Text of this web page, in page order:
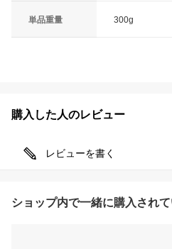
単品重量 300g
購入した人のレビュー
レビューを書く
ショップ内で一緒に購入され